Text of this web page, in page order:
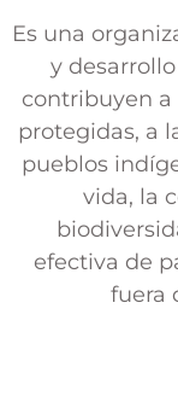
Es una
y
contribuyen a
protegidas, a
pueblos
vida, la
efectiva de
fuera